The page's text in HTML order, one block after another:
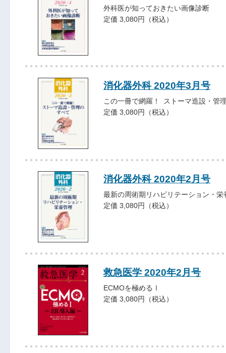
外科医が知っておきたい画像診断
定価 3,080円（税込）
消化器外科 2020年3月号
この一冊で網羅！ ストーマ造設・管
定価 3,080円（税込）
消化器外科 2020年2月号
最新の周術期リハビリテーション・栄
定価 3,080円（税込）
救急医学 2020年2月号
ECMOを極めるⅠ
定価 3,080円（税込）